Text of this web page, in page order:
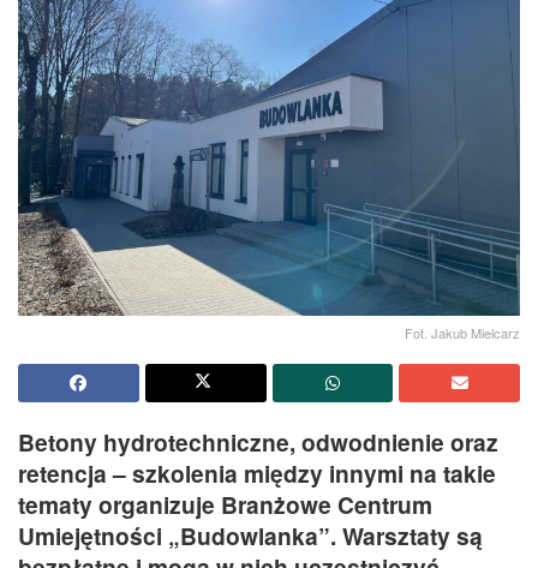
Fot. Jakub Mielcarz
Betony hydrotechniczne, odwodnienie oraz
retencja – szkolenia między innymi na takie
tematy organizuje Branżowe Centrum
Umiejętności „Budowlanka”. Warsztaty są